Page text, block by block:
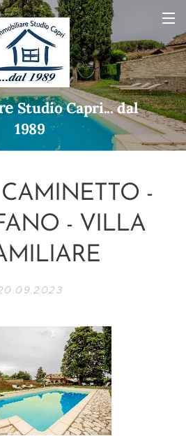
Studio Capri... dal
1989
-
- VILLA